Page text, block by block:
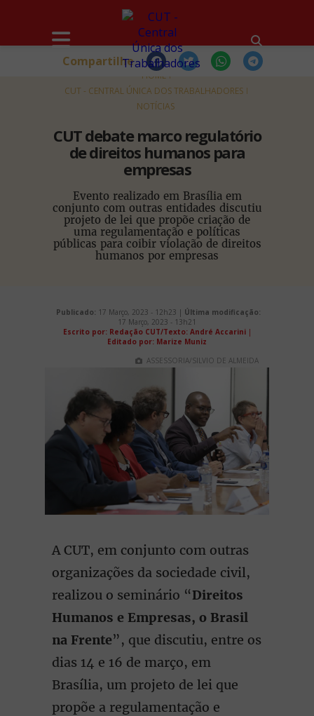
HOME
CUT - CENTRAL ÚNICA DOS TRABALHADORES
NOTÍCIAS
CUT debate marco regulatório
de direitos humanos para
empresas
Evento realizado em Brasília em
conjunto com outras entidades discutiu
projeto de lei que propõe criação de
uma regulamentação e políticas
públicas para coibir violação de direitos
humanos por empresas
Compartilhe
Publicado: 17 Março, 2023 - 12h23 | Última modificação:
17 Março, 2023 - 13h21
Escrito por: Redação CUT/Texto: André Accarini|
Editado por: Marize Muniz
ASSESSORIA/SILVIO DE ALMEIDA
A CUT, em conjunto com outras
organizações da sociedade civil,
realizou o seminário “Direitos
Humanos e Empresas, o Brasil
na Frente”, que discutiu, entre os
dias 14 e 16 de março, em
Brasília, um projeto de lei que
propõe a regulamentação e